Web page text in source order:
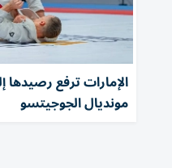
مونديال الجوجيتسو